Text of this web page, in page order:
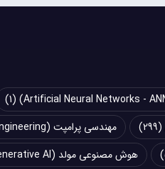
(1)
(299) مهندسی پرامپت (Prompt Engineering)
هوش مصنوعی مولد (Generative AI)